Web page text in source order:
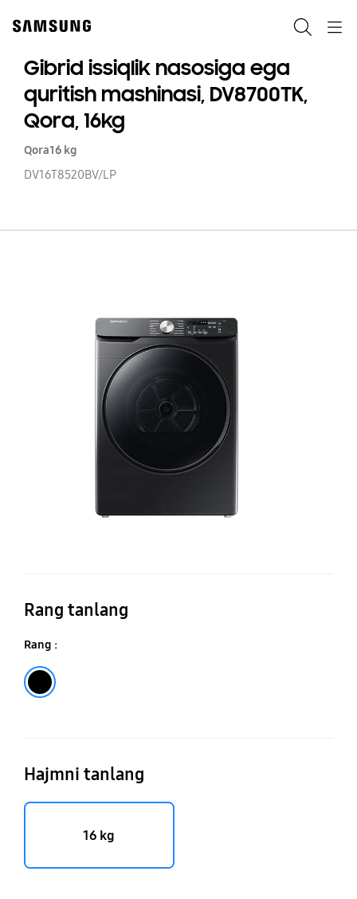
content
Gibrid issiqlik nasosiga ega
quritish mashinasi, DV8700TK,
Qora, 16kg
Qora16 kg
DV16T8520BV/LP
Rang tanlang
Rang :
Hajmni tanlang
16 kg